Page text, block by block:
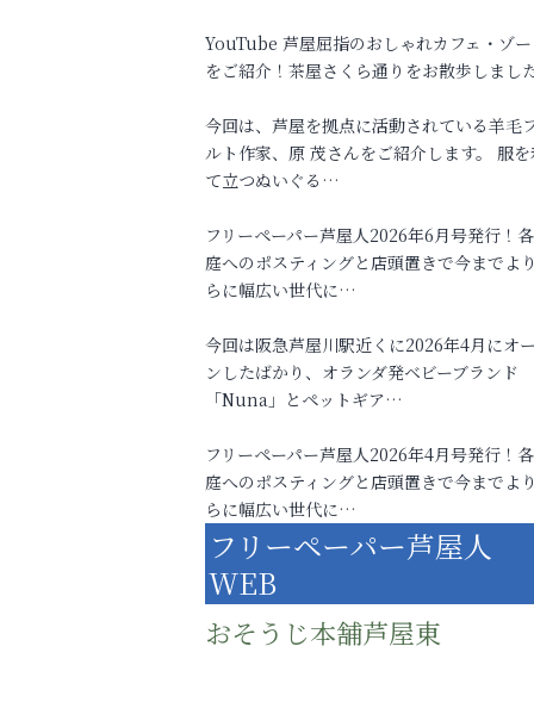
YouTube 芦屋屈指のおしゃれカフェ・ゾ
をご紹介！茶屋さくら通りをお散歩しまし
今回は、芦屋を拠点に活動されている羊毛
ルト作家、原 茂さんをご紹介します。 服を
て立つぬいぐる…
フリーペーパー芦屋人2026年6月号発行！
庭へのポスティングと店頭置きで今までよ
らに幅広い世代に…
今回は阪急芦屋川駅近くに2026年4月にオ
ンしたばかり、オランダ発ベビーブランド
「Nuna」とペットギア…
フリーペーパー芦屋人2026年4月号発行！
庭へのポスティングと店頭置きで今までよ
らに幅広い世代に…
フリーペーパー芦屋人
WEB
おそうじ本舗芦屋東